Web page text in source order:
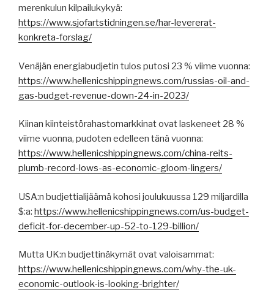
merenkulun kilpailukykyä:
https://www.sjofartstidningen.se/har-levererat-
konkreta-forslag/
Venäjän energiabudjetin tulos putosi 23 % viime vuonna:
https://www.hellenicshippingnews.com/russias-oil-and-
gas-budget-revenue-down-24-in-2023/
Kiinan kiinteistörahastomarkkinat ovat laskeneet 28 %
viime vuonna, pudoten edelleen tänä vuonna:
https://www.hellenicshippingnews.com/china-reits-
plumb-record-lows-as-economic-gloom-lingers/
USA:n budjettialijäämä kohosi joulukuussa 129 miljardilla
$:a: https://www.hellenicshippingnews.com/us-budget-
deficit-for-december-up-52-to-129-billion/
Mutta UK:n budjettinäkymät ovat valoisammat:
https://www.hellenicshippingnews.com/why-the-uk-
economic-outlook-is-looking-brighter/